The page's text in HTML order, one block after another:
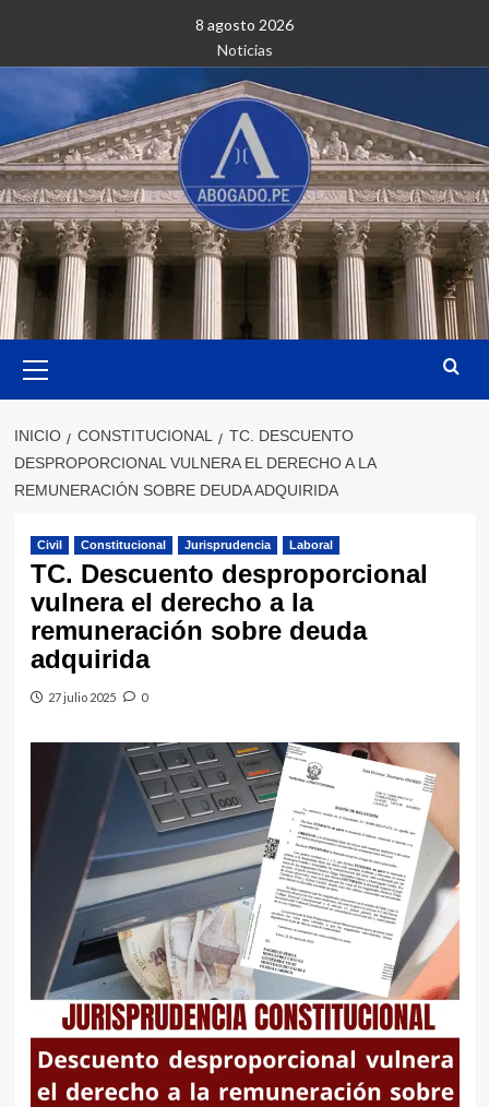
contenido
8 agosto 2026
Noticias
primario
INICIO CONSTITUCIONAL
TC. DESCUENTO
DESPROPORCIONAL VULNERA EL DERECHO A LA
REMUNERACIÓN SOBRE DEUDA ADQUIRIDA
Civil Constitucional Jurisprudencia Laboral
TC. Descuento desproporcional
vulnera el derecho a la
remuneración sobre deuda
adquirida
27 julio 2025 0